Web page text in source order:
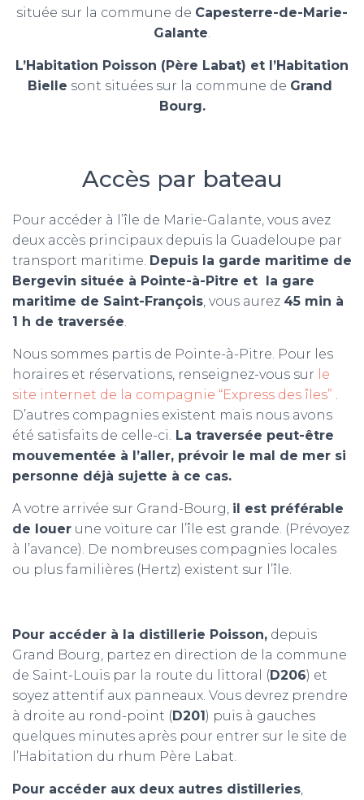
située sur la commune de Capesterre-de-Marie-
Galante
L’Habitation Poisson (Père Labat) et l’Habitation
Bielle sont situées sur la commune de Grand
Bourg.
Accès par bateau
Pour accéder à l’île de Marie-Galante, vous avez
deux accès principaux depuis la Guadeloupe par
transport maritime. Depuis la garde maritime de
Bergevin située à Pointe-à-Pitre et la gare
maritime de Saint-François , vous aurez 45 min à
1 h de traversée
Nous sommes partis de Pointe-à-Pitre. Pour les
horaires et réservations, renseignez-vous sur le
site internet de la compagnie “Express des îles”
D’autres compagnies existent mais nous avons
été satisfaits de celle-ci. La traversée peut-être
mouvementée à l’aller, prévoir le mal de mer si
personne déjà sujette à ce cas.
A votre arrivée sur Grand-Bourg, il est préférable
de louer une voiture car l’île est grande. (Prévoyez
à l’avance). De nombreuses compagnies locales
ou plus familières (Hertz) existent sur l’île.
Pour accéder à la distillerie Poisson, depuis
Grand Bourg, partez en direction de la commune
de Saint-Louis par la route du littoral (D206) et
soyez attentif aux panneaux. Vous devrez prendre
à droite au rond-point (D201) puis à gauches
quelques minutes après pour entrer sur le site de
l’Habitation du rhum Père Labat.
Pour accéder aux deux autres distilleries